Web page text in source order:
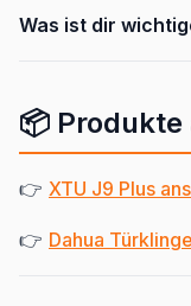
Was ist dir
📦 Produkte
👉 XTU J9 Plus
👉 Dahua